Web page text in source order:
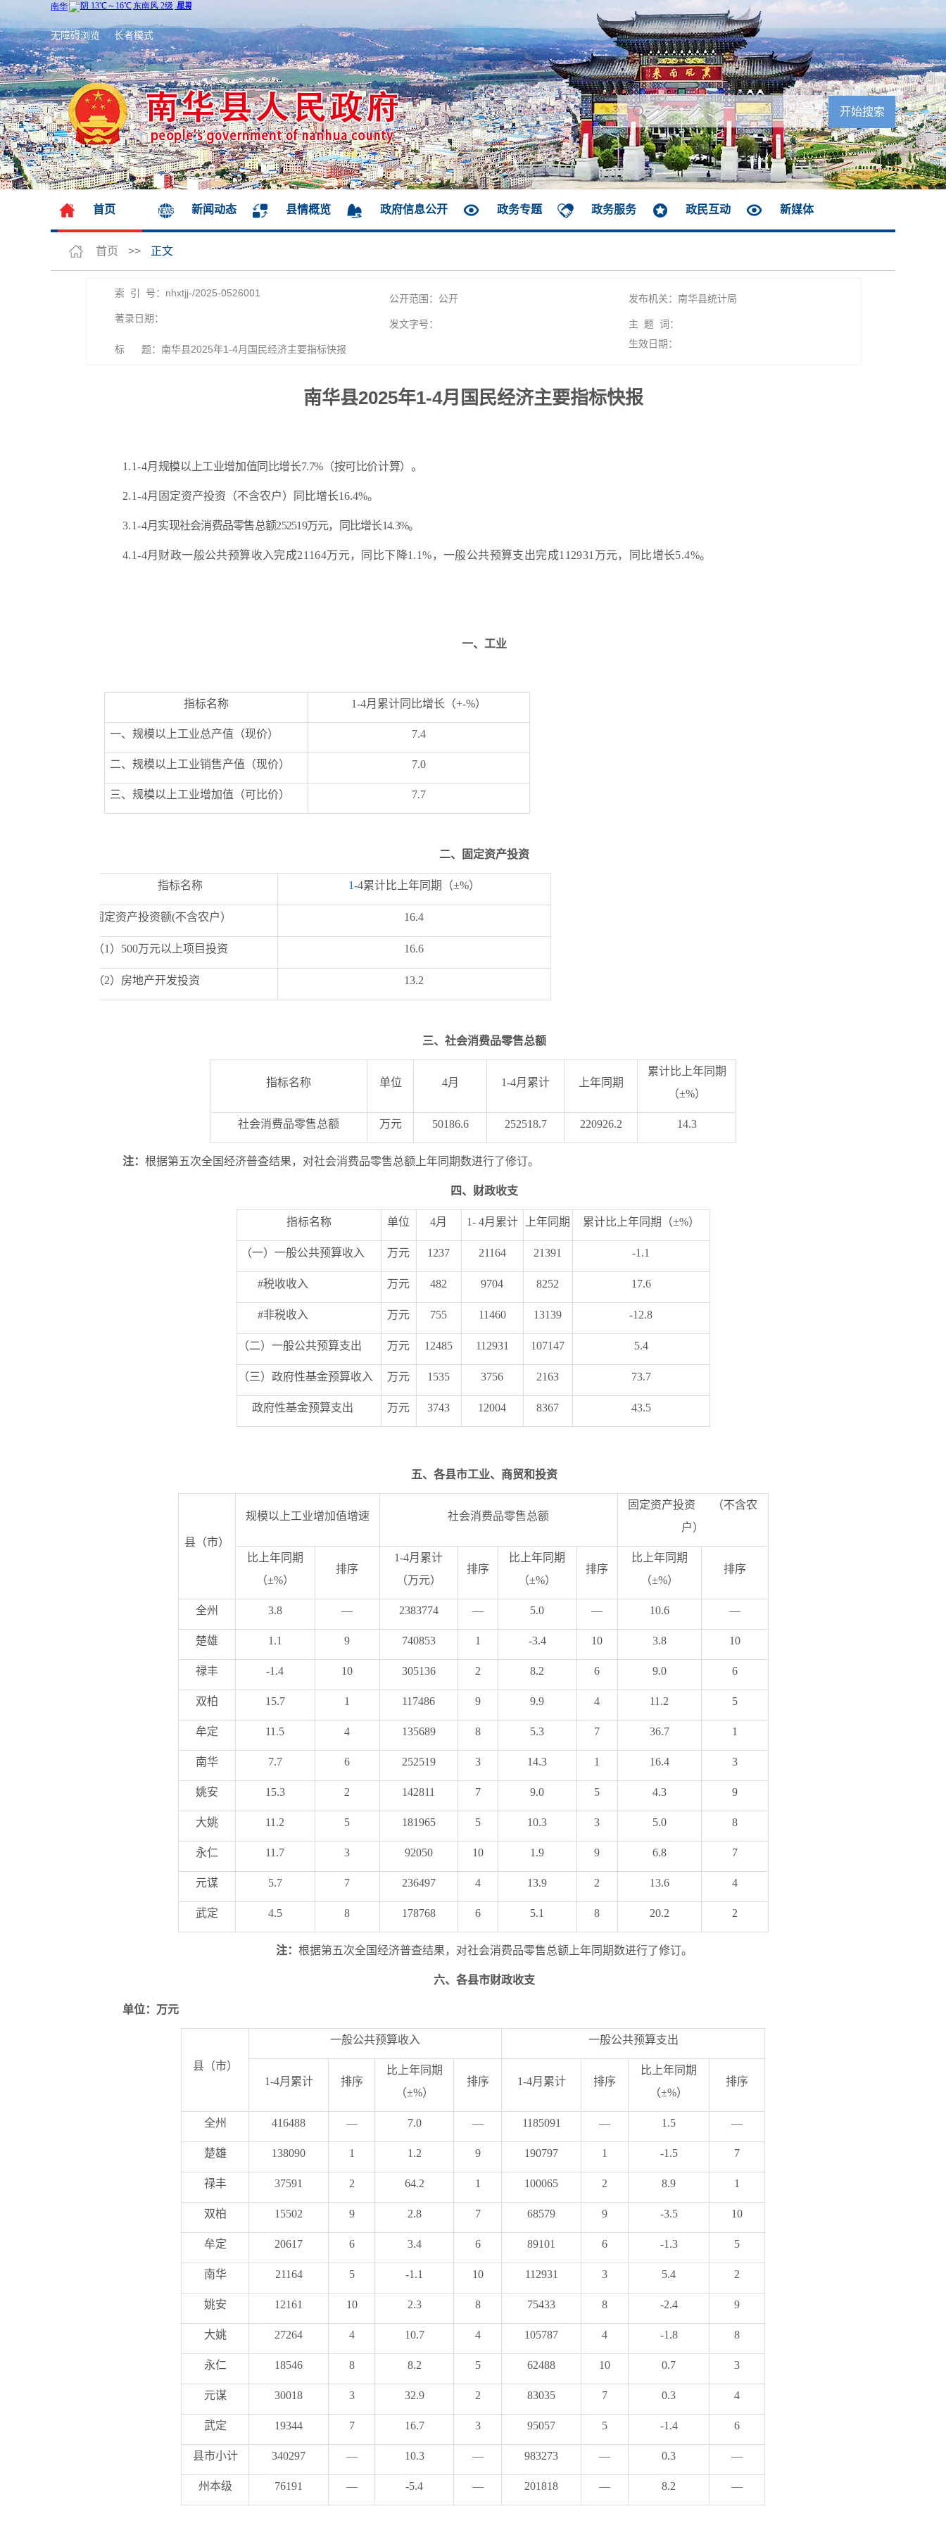
无障碍浏览 长者模式
首页 新闻动态 县情概览 政府信息公开 政务专题 政务服务 政民互动 新媒体
首页 >> 正文
索 引 号：nhxtjj-/2025-0526001 公开范围：公开
发布机关：南华县统计局
著录日期：
发文字号： 主 题 词：
标 题：南华县2025年1-4月国民经济主要指标快报 生效日期：
南华县2025年1-4月国民经济主要指标快报
1.1-4月 规模以上工业增加值同比增长7.7%（按可比价计算）。
2.1-4月 固定资产投资 （不含农户） 同比增长16.4%。
3.1-4月 实现社会消费品零售总额252519万元，同比增长14.3%。
4.1-4月财政一般公共预算收入完成21164万元，同比下降1.1%，一般公共预算支出完成112931 万元，同比增长5.4%。
一、 工业
指标名称 1-4月累计同比增长 （+-%）
一、规模以上工业总产值（现价） 7.4
二、规模以上工业销售产值（现价） 7.0
三、规模以上工业增加值（可比价） 7.7
二、固定资产投资
指标名称 1-4累计比上年同期（±%）
固定资产投资额(不含农户） 16.4
（1 ） 500万元以上项目投资 16.6
（2）房地产开发投资 13.2
三、社会消费品零售总额
指标名称 单位 4月 1-4月累计 上年同期
累计比上年同期
（±%）
社会消费品零售总额 万元 50186.6 252518.7 220926.2 14.3
注： 根据第五次全国经济普查结果，对社会消费品零售总额上年同期数进行了修订。
四、财政收支
指标名称 单位 4月 1- 4月累计 上年同期 累计比上年同期（±%）
（一）一般公共预算收入 万元 1237 21164 21391 -1.1
#税收收入 万元 482 9704 8252 17.6
#非税收入 万元 755 11460 13139 -12.8
（二）一般公共预算支出 万元 12485 112931 107147 5.4
（三）政府性基金预算收入 万元 1535 3756 2163 73.7
政府性基金预算支出 万元 3743 12004 8367 43.5
五、各县市工业、商贸和投资
县（市）
规模以上工业增加值增速 社会消费品零售总额
固定资产投资
（不含农
户）
比上年同期
（±%）
排序
1-4月累计
（万元）
排序
比上年同期
（±%）
排序
比上年同期
（±%）
排序
全州 3.8 — 2383774 — 5.0 — 10.6 —
楚雄 1.1 9 740853 1 -3.4 10 3.8 10
禄丰 -1.4 10 305136 2 8.2 6 9.0 6
双柏 15.7 1 117486 9 9.9 4 11.2 5
牟定 11.5 4 135689 8 5.3 7 36.7 1
南华 7.7 6 252519 3 14.3 1 16.4 3
姚安 15.3 2 142811 7 9.0 5 4.3 9
大姚 11.2 5 181965 5 10.3 3 5.0 8
永仁 11.7 3 92050 10 1.9 9 6.8 7
元谋 5.7 7 236497 4 13.9 2 13.6 4
武定 4.5 8 178768 6 5.1 8 20.2 2
注： 根据第五次全国经济普查结果，对社会消费品零售总额上年同期数进行了修订。
六、各县市财政收支
单位：万元
县（市）
一般公共预算收入 一般公共预算支出
1-4月累计 排序
比上年同期
（±%）
排序 1-4月累计 排序
比上年同期
（±%）
排序
全州 416488 — 7.0 — 1185091 — 1.5 —
楚雄 138090 1 1.2 9 190797 1 -1.5 7
禄丰 37591 2 64.2 1 100065 2 8.9 1
双柏 15502 9 2.8 7 68579 9 -3.5 10
牟定 20617 6 3.4 6 89101 6 -1.3 5
南华 21164 5 -1.1 10 112931 3 5.4 2
姚安 12161 10 2.3 8 75433 8 -2.4 9
大姚 27264 4 10.7 4 105787 4 -1.8 8
永仁 18546 8 8.2 5 62488 10 0.7 3
元谋 30018 3 32.9 2 83035 7 0.3 4
武定 19344 7 16.7 3 95057 5 -1.4 6
县市小计 340297 — 10.3 — 983273 — 0.3 —
州本级 76191 — -5.4 — 201818 — 8.2 —